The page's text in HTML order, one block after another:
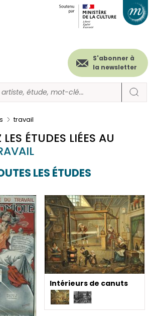
S'abonner à
la newsletter
travail
ÉTUDES LIÉES AU
LES ÉTUDES
Intérieurs de canuts